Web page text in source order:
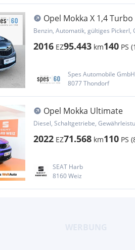
Opel Mokka X 1,4
Benzin, Automatik, gültiges Pickerl,
2016 EZ95.443 km140 PS
Spes Automobile GmbH
8077 Thondorf
Opel Mokka Ultimate
Diesel, Schaltgetriebe,
2022 EZ71.568 km110 PS
SEAT Harb
8160 Weiz